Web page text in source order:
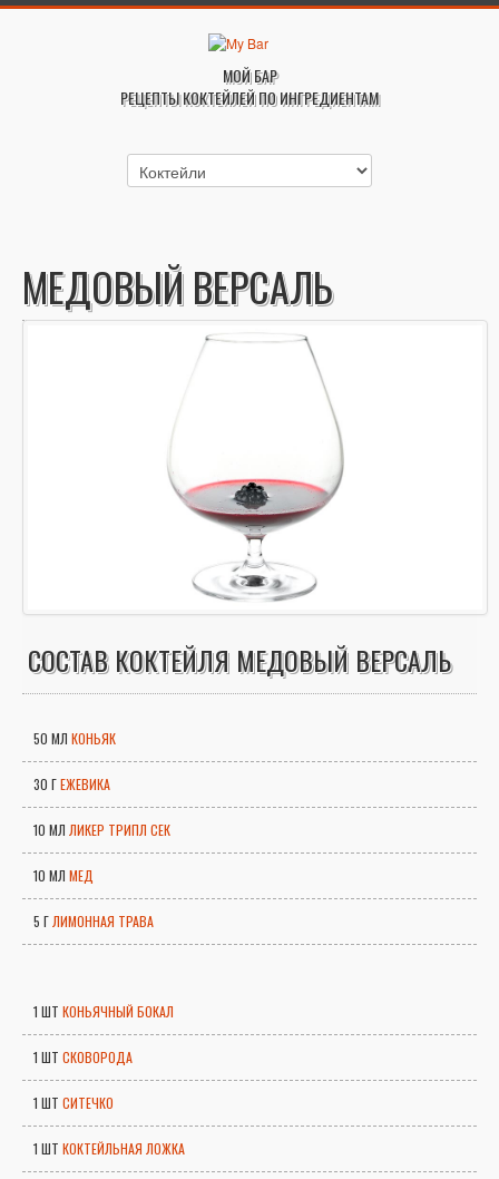
МОЙ БАР
РЕЦЕПТЫ КОКТЕЙЛЕЙ ПО ИНГРЕДИЕНТАМ
МЕДОВЫЙ ВЕРСАЛЬ
СОСТАВ КОКТЕЙЛЯ МЕДОВЫЙ ВЕРСАЛЬ
50 МЛ КОНЬЯК
30 ГЕЖЕВИКА
10 МЛ ЛИКЕР ТРИПЛ СЕК
10 МЛ МЕД
5 ГЛИМОННАЯ ТРАВА
1 ШТ КОНЬЯЧНЫЙ БОКАЛ
1 ШТ СКОВОРОДА
1 ШТ СИТЕЧКО
1 ШТ КОКТЕЙЛЬНАЯ ЛОЖКА